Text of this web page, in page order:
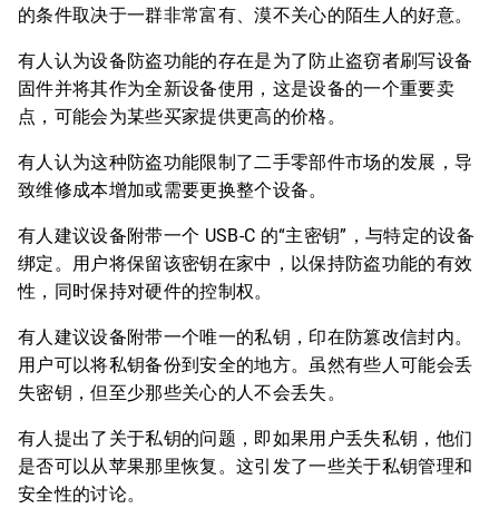
的条件取决于一群非常富有、漠不关心的陌生人的好意。
有人认为设备防盗功能的存在是为了防止盗窃者刷写设备
固件并将其作为全新设备使用，这是设备的一个重要卖
点，可能会为某些买家提供更高的价格。
有人认为这种防盗功能限制了二手零部件市场的发展，导
致维修成本增加或需要更换整个设备。
有人建议设备附带一个 USB-C 的“主密钥”，与特定的设备
绑定。用户将保留该密钥在家中，以保持防盗功能的有效
性，同时保持对硬件的控制权。
有人建议设备附带一个唯一的私钥，印在防篡改信封内。
用户可以将私钥备份到安全的地方。虽然有些人可能会丢
失密钥，但至少那些关心的人不会丢失。
有人提出了关于私钥的问题，即如果用户丢失私钥，他们
是否可以从苹果那里恢复。这引发了一些关于私钥管理和
安全性的讨论。